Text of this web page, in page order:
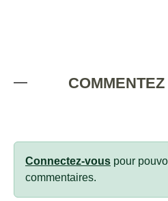
Connectez-vous pour
commentaires.